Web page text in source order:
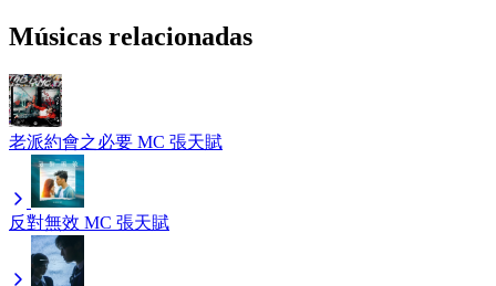
Músicas relacionadas
老派約會之必要 MC 張天賦
反對無效 MC 張天賦